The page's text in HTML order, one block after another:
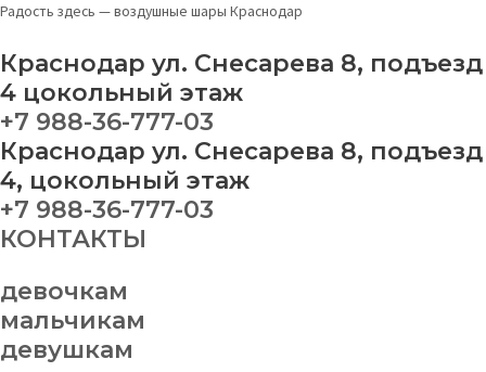
Перейти
содержимому
Радость здесь — воздушные шары Краснодар
Краснодар ул. Снесарева 8, подъезд
4 цокольный этаж
+7 988-36-777-03
Краснодар ул. Снесарева 8, подъезд
4, цокольный этаж
+7 988-36-777-03
КОНТАКТЫ
девочкам
мальчикам
девушкам
МенюИгрушка
в
шортиках"
quantity